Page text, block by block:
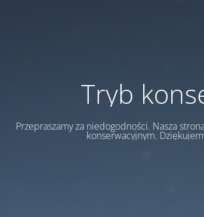
Tryb
Przepraszamy za niedogodności. Nasza
konserwacyjnym.